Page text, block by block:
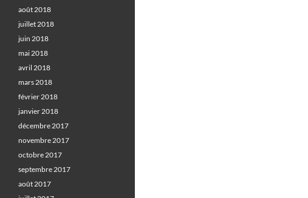
août 2018
juillet 2018
juin 2018
mai 2018
avril 2018
mars 2018
février 2018
janvier 2018
décembre 2017
novembre 2017
octobre 2017
septembre 2017
août 2017